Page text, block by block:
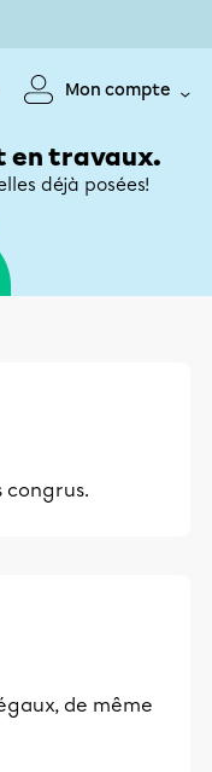
Mon compte
en travaux.
déjà posées!
congrus.
de même